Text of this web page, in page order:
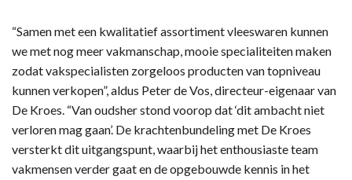
“Samen met een kwalitatief assortiment vleeswaren kunnen
we met nog meer vakmanschap, mooie specialiteiten maken
zodat vakspecialisten zorgeloos producten van topniveau
kunnen verkopen”, aldus Peter de Vos, directeur-eigenaar van
De Kroes. “Van oudsher stond voorop dat ‘dit ambacht niet
verloren mag gaan’. De krachtenbundeling met De Kroes
versterkt dit uitgangspunt, waarbij het enthousiaste team
vakmensen verder gaat en de opgebouwde kennis in het